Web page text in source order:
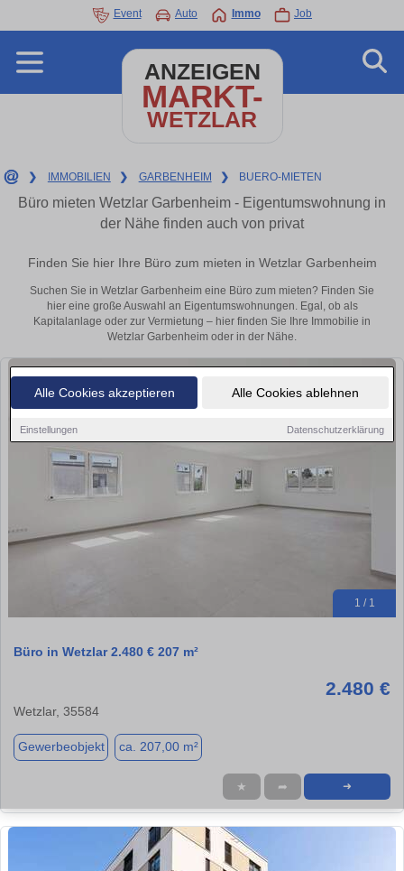
Alle Cookies akzeptieren Alle Cookies ablehnen
Einstellungen Datenschutzerklärung
Event Auto Immo Job
ANZEIGEN
MARKT-
WETZLAR
❯ IMMOBILIEN ❯ GARBENHEIM ❯ BUERO-MIETEN
Büro mieten Wetzlar Garbenheim - Eigentumswohnung in
der Nähe finden auch von privat
Finden Sie hier Ihre Büro zum mieten in Wetzlar Garbenheim
Suchen Sie in Wetzlar Garbenheim eine Büro zum mieten? Finden Sie
hier eine große Auswahl an Eigentumswohnungen. Egal, ob als
Kapitalanlage oder zur Vermietung – hier finden Sie Ihre Immobilie in
Wetzlar Garbenheim oder in der Nähe.
1 / 1
Büro in Wetzlar 2.480 € 207 m²
2.480 €
Wetzlar, 35584
Gewerbeobjekt ca. 207,00 m²
★ ➦ ➜